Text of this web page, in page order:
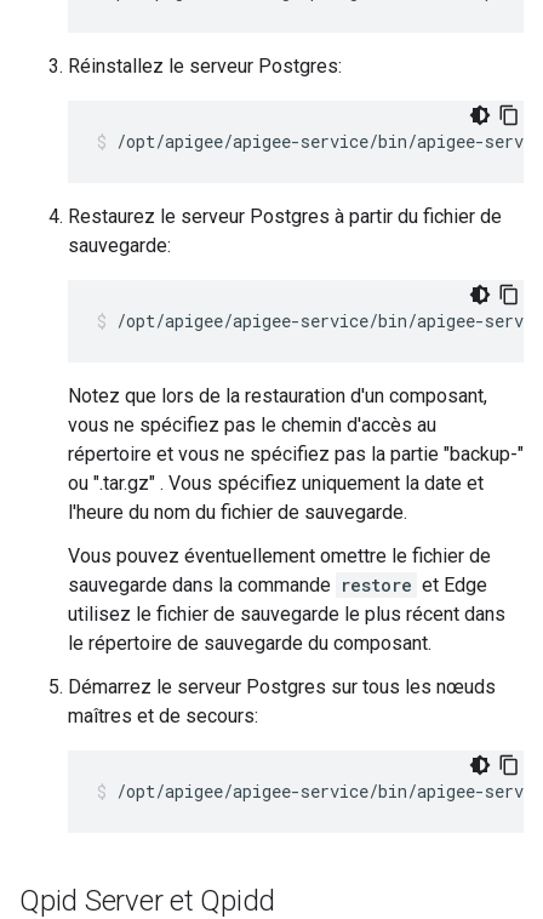
Réinstallez le serveur Postgres:
/opt/apigee/apigee-service/bin/apigee-
Restaurez le serveur Postgres à partir du fichier de
sauvegarde:
/opt/apigee/apigee-service/bin/apigee-
Notez que lors de la restauration d'un composant,
vous ne spécifiez pas le chemin d'accès au
répertoire et vous ne spécifiez pas la partie "backup-"
ou ".tar.gz" . Vous spécifiez uniquement la date et
l'heure du nom du fichier de sauvegarde.
Vous pouvez éventuellement omettre le fichier de
sauvegarde dans la commande restore et Edge
utilisez le fichier de sauvegarde le plus récent dans
le répertoire de sauvegarde du composant.
Démarrez le serveur Postgres sur tous les nœuds
maîtres et de secours:
/opt/apigee/apigee-service/bin/apigee-
Qpid Server et Qpidd